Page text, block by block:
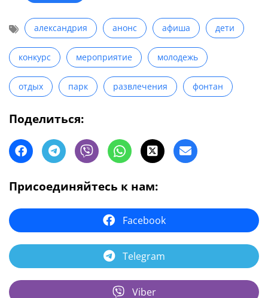
александрия анонс афиша дети
конкурс мероприятие молодежь
отдых парк развлечения фонтан
Поделиться:
Присоединяйтесь к нам:
Facebook
Telegram
Viber